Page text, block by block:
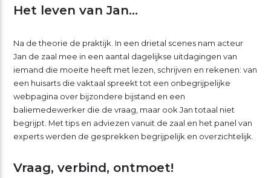
Het leven van Jan…
Na de theorie de praktijk. In een drietal scenes nam acteur
Jan de zaal mee in een aantal dagelijkse uitdagingen van
iemand die moeite heeft met lezen, schrijven en rekenen: van
een huisarts die vaktaal spreekt tot een onbegrijpelijke
webpagina over bijzondere bijstand en een
baliemedewerker die de vraag, maar ook Jan totaal niet
begrijpt. Met tips en adviezen vanuit de zaal en het panel van
experts werden de gesprekken begrijpelijk en overzichtelijk.
Vraag, verbind, ontmoet!